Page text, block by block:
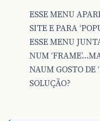
ESSE MENU
SITE E PARA
ESSE MENU
NUM
NAUM GOSTO DE
SOLUÇÃO?